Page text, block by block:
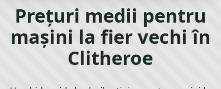
Prețuri medii pentru
mașini la fier vechi în
Clitheroe